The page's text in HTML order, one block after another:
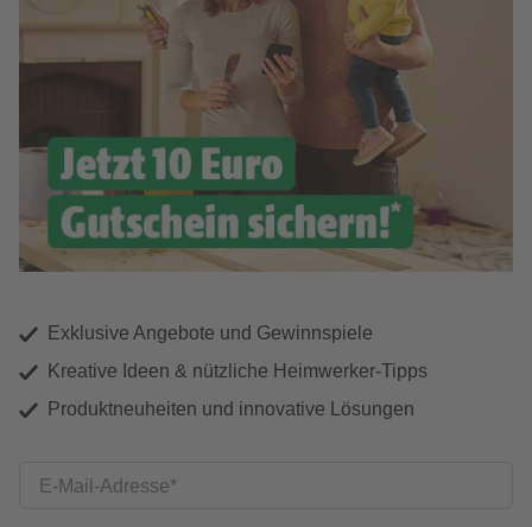
Exklusive Angebote und Gewinnspiele
Kreative Ideen & nützliche Heimwerker-Tipps
Produktneuheiten und innovative Lösungen
E-Mail-Adresse